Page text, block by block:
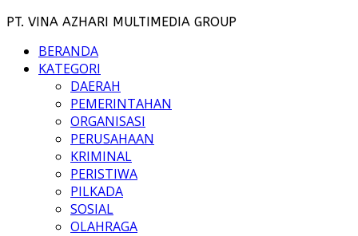
PT. VINA AZHARI MULTIMEDIA GROUP
BERANDA
KATEGORI
DAERAH
PEMERINTAHAN
ORGANISASI
PERUSAHAAN
KRIMINAL
PERISTIWA
PILKADA
SOSIAL
OLAHRAGA